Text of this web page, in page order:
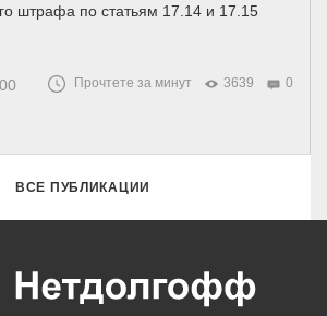
штрафа по статьям 17.14 и 17.15
Прочтете за минут 3639 0
ВСЕ ПУБЛИКАЦИИ